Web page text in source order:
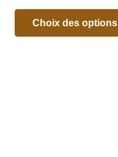
Choix des options